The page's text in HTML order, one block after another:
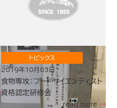
トピックス
2019年10月03日
食物専攻：フードサイエンティスト
資格認定研修会
read more